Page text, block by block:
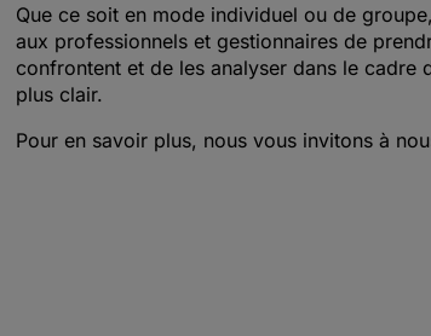
Que ce soit en mode individuel ou de
aux professionnels et gestionnaires de
confrontent et de les analyser dans le
plus clair.
Pour en savoir plus, nous vous invitons à